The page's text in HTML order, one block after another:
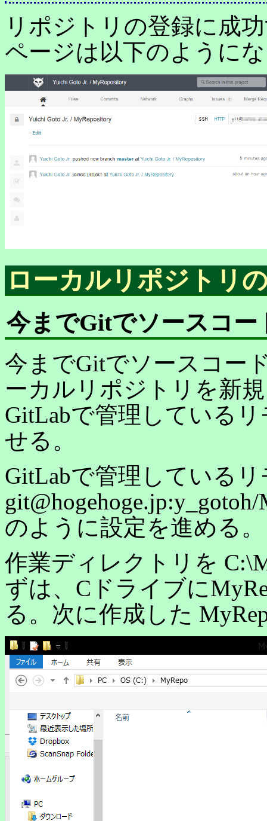
リポジトリの登録に成
ページは以下のように
ローカルリポジトリ
今までGitでソースコ
今までGitでソースコー
ーカルリポジトリを新
GitLabで管理している
せる。
GitLabで管理している
のように設定を進める。
作業ディレクトリを
ずは、Cドライブに
る。次に作成した